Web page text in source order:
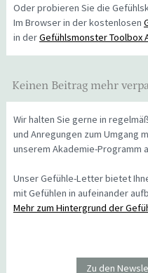
Oder probieren Sie die
Im Browser in der kostenlosen
in derGefühlsmonster Toolbox
Keinen Beitrag mehr
Wir halten Sie gerne in
und Anregungen zum Umgang
unserem Akademie-Programm
Unser Gefühle-Letter bietet
mit Gefühlen in aufeinander
Mehr zum Hintergrund der
Zu den